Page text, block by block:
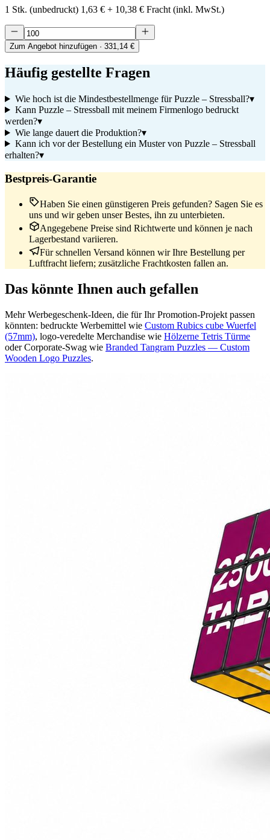
1 Stk. (unbedruckt) 1,63 € + 10,38 € Fracht (inkl. MwSt.)
Zum Angebot hinzufügen · 331,14 €
Häufig gestellte Fragen
Wie hoch ist die Mindestbestellmenge für Puzzle – Stressball?▾
Kann Puzzle – Stressball mit meinem Firmenlogo bedruckt
werden?▾
Wie lange dauert die Produktion?▾
Kann ich vor der Bestellung ein Muster von Puzzle – Stressball
erhalten?▾
Bestpreis-Garantie
Haben Sie einen günstigeren Preis gefunden? Sagen Sie es
uns und wir geben unser Bestes, ihn zu unterbieten.
Angegebene Preise sind Richtwerte und können je nach
Lagerbestand variieren.
Für schnellen Versand können wir Ihre Bestellung per
Luftfracht liefern; zusätzliche Frachtkosten fallen an.
Das könnte Ihnen auch gefallen
Mehr Werbegeschenk-Ideen, die für Ihr Promotion-Projekt passen
könnten: bedruckte Werbemittel wie Custom Rubics cube Wuerfel
(57mm), logo-veredelte Merchandise wie Hölzerne Tetris Türme
oder Corporate-Swag wie Branded Tangram Puzzles — Custom
Wooden Logo Puzzles.